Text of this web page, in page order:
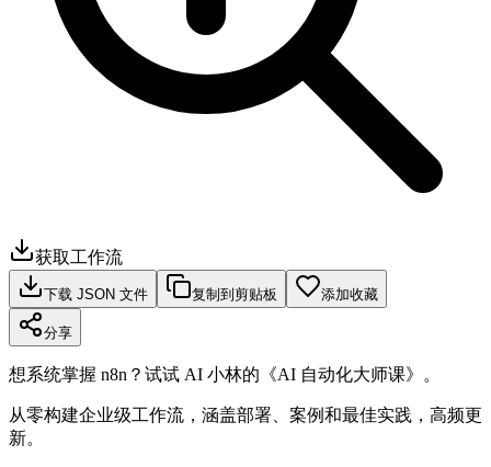
获取工作流
下载 JSON 文件 复制到剪贴板 添加收藏
分享
想系统掌握 n8n？试试 AI 小林的《AI 自动化大师课》。
从零构建企业级工作流，涵盖部署、案例和最佳实践，高频更
新。